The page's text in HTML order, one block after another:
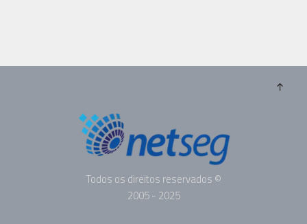
Todos os direitos reservados ©
2005 - 2025